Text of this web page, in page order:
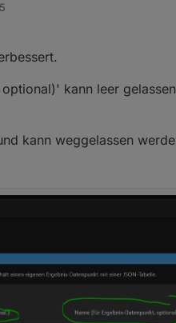
kann leer
kann weggelassen